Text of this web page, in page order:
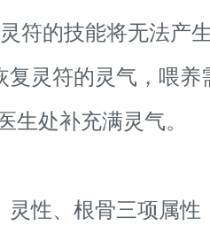
符的技能将无法产
灵符的灵气，喂养
生处补充满灵气。
性、根骨三项属性